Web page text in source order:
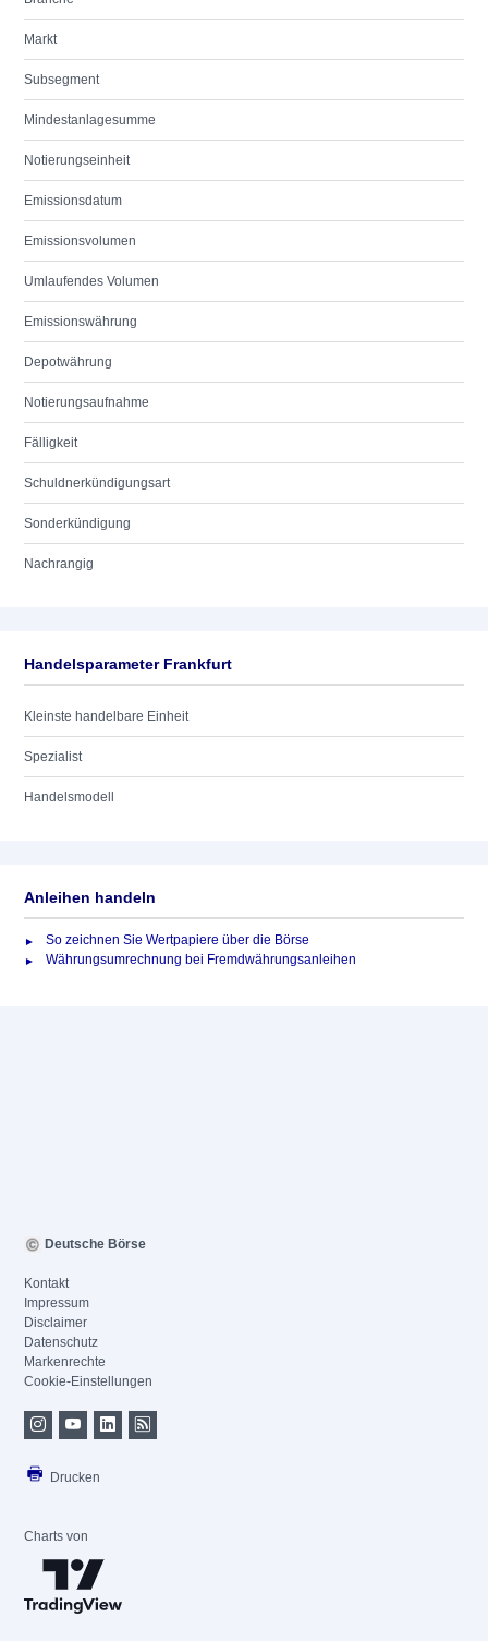
Markt
Subsegment
Mindestanlagesumme
Notierungseinheit
Emissionsdatum
Emissionsvolumen
Umlaufendes Volumen
Emissionswährung
Depotwährung
Notierungsaufnahme
Fälligkeit
Schuldnerkündigungsart
Sonderkündigung
Nachrangig
Handelsparameter Frankfurt
Kleinste handelbare Einheit
Spezialist
Handelsmodell
Anleihen handeln
So zeichnen Sie Wertpapiere über die Börse
Währungsumrechnung bei Fremdwährungsanleihen
Deutsche Börse
Kontakt
Impressum
Disclaimer
Datenschutz
Markenrechte
Cookie-Einstellungen
Drucken
Charts von